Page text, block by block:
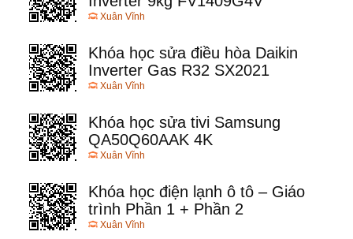
Xuân Vĩnh
Khóa học sửa điều hòa Daikin
Inverter Gas R32 SX2021
Xuân Vĩnh
Khóa học sửa tivi Samsung
QA50Q60AAK 4K
Xuân Vĩnh
Khóa học điện lạnh ô tô – Giáo
trình Phần 1 + Phần 2
Xuân Vĩnh